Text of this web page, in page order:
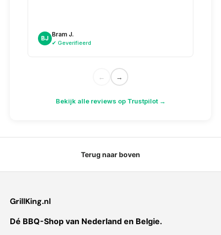
BJ
Bram J.
✔ Geverifieerd
← →
Bekijk alle reviews op Trustpilot →
Terug naar boven
GrillKing.nl
Dé BBQ-Shop van Nederland en Belgie.